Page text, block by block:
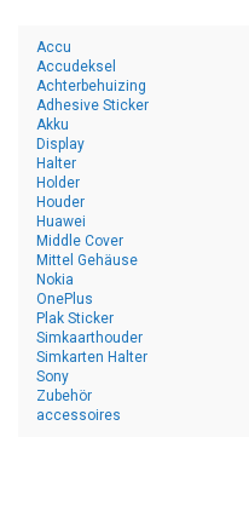
Accu
Accudeksel
Achterbehuizing
Adhesive Sticker
Akku
Display
Halter
Holder
Houder
Huawei
Middle Cover
Mittel Gehäuse
Nokia
OnePlus
Plak Sticker
Simkaarthouder
Simkarten Halter
Sony
Zubehör
accessoires